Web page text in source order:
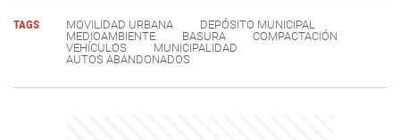
TAGS MOVILIDAD URBANA
DEPÓSITO MUNICIPAL
MEDIOAMBIENTE
BASURA
COMPACTACIÓN
VEHÍCULOS
MUNICIPALIDAD
AUTOS ABANDONADOS